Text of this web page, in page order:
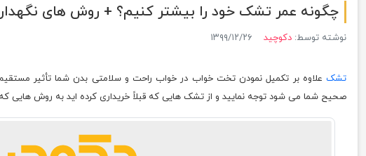
چگونه عمر تشک خود را بیشتر کنیم؟ + روش های
نوشته توسط: دکوچید ۱۳۹۹/۱۲/۲۶
تشک علاوه بر تکمیل نمودن تخت خواب در خواب راحت و سلامتی بدن شما تأثیر
صحیح شما می شود توجه نمایید و از تشک هایی که قبلاً خریداری کرده اید به روش هایی